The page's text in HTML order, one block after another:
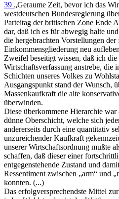
39 „Geraume Zeit, bevor ich das
westdeutschen Bundesregierung
Parteitag der britischen Zone Ende
dar, daß ich es für abwegig halte
die hergebrachten Vorstellungen der
Einkommensgliederung neu
Zweifel beseitigt wissen, daß ich
Wirtschaftsverfassung anstrebe, die
Schichten unseres Volkes zu
Ausgangspunkt stand der Wunsch,
Massenkaufkraft die alte
überwinden.
Diese überkommene Hierarchie
dünne Oberschicht, welche sich
andererseits durch eine quantitativ
unzureichender Kaufkraft
unserer Wirtschaftsordnung mußte
schaffen, daß dieser einer
entgegenstehende Zustand und
Ressentiment zwischen „arm“ und
konnten. (...)
Das erfolgversprechendste Mittel